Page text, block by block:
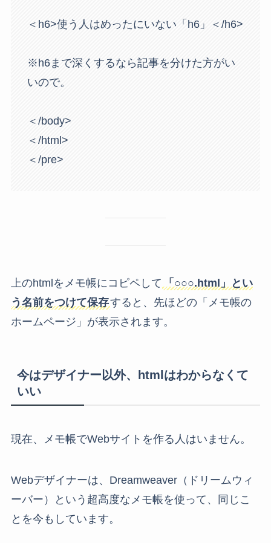
＜h6>使う人はめったにいない「h6」＜/h6>
※h6まで深くするなら記事を分けた方がい
いので。
＜/body>
＜/html>
＜/pre>
上のhtmlをメモ帳にコピペして
「○○○.html」とい
う名前をつけて保存すると、先ほどの「メモ帳の
ホームページ」が表示されます。
今はデザイナー以外、htmlはわからなくて
いい
現在、メモ帳でWebサイトを作る人はいません。
Webデザイナーは、Dreamweaver（ドリームウィ
ーバー）という超高度なメモ帳を使って、同じこ
とを今もしています。